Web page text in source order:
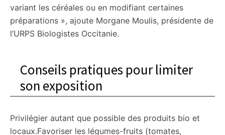
variant les céréales ou en modifiant certaines
préparations », ajoute Morgane Moulis, présidente de
l’URPS Biologistes Occitanie.
Conseils pratiques pour limiter
son exposition
Privilégier autant que possible des produits bio et
locaux.Favoriser les légumes-fruits (tomates,